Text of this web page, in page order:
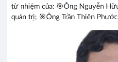
từ nhiệm của: 🎯Ông Nguyễn
quản trị; 🎯Ông Trần Thiên